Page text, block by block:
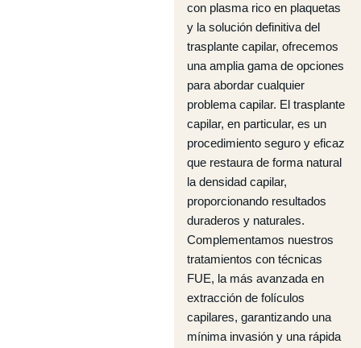
con plasma rico en plaquetas
y la solución definitiva del
trasplante capilar, ofrecemos
una amplia gama de opciones
para abordar cualquier
problema capilar. El trasplante
capilar, en particular, es un
procedimiento seguro y eficaz
que restaura de forma natural
la densidad capilar,
proporcionando resultados
duraderos y naturales.
Complementamos nuestros
tratamientos con técnicas
FUE, la más avanzada en
extracción de folículos
capilares, garantizando una
mínima invasión y una rápida